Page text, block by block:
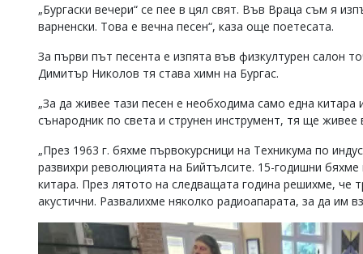
„Бургаски вечери“ се пее в цял свят. Във Враца съм я
варненски. Това е вечна песен“, каза още поетесата.
За първи път песента е изпята във физкултурен салон
Димитър Николов тя става химн на Бургас.
„За да живее тази песен е необходима само една
сънародник по света и струнен инструмент, тя ще живее
„През 1963 г. бяхме първокурсници на Техникума по
развихри революцията на Бийтълсите. 15-годишни
китара. През лятото на следващата година решихме, че
акустични. Развалихме няколко радиоапарата, за да им